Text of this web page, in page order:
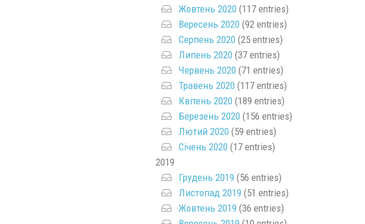
Жовтень 2020(117 entries)
Вересень 2020(92 entries)
Серпень 2020(25 entries)
Липень 2020(37 entries)
Червень 2020(71 entries)
Травень 2020(117 entries)
Квітень 2020(189 entries)
Березень 2020(156 entries)
Лютий 2020(59 entries)
Січень 2020(17 entries)
2019
Грудень 2019 (56 entries)
Листопад 2019 (51 entries)
Жовтень 2019 (36 entries)